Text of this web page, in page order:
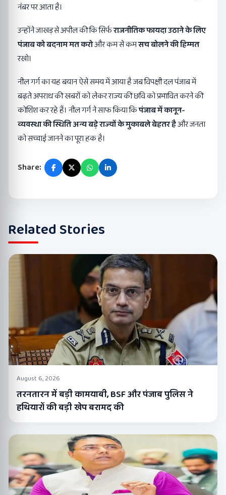
नंबर पर आता है।
उन्होंने जाखड़ से अपील की कि सिर्फराजनीतिक फायदा उठाने के लिए
पंजाब को बदनाम मत करोऔर कम से कमसच बोलने की हिम्मत
रखो।
नील गर्ग का यह बयान ऐसे समय में आया है जब विपक्षी दल पंजाब में
बढ़ते अपराध की खबरों को लेकर राज्य की छवि को प्रभावित करने की
कोशिश कर रहे हैं। नील गर्ग ने साफ किया किपंजाब में कानून-
व्यवस्था की स्थिति अन्य बड़े राज्यों के मुकाबले बेहतर हैऔर जनता
को सच्चाई जानने का पूरा हक है।
Share:
Related Stories
August 6, 2026
तरनतारन में बड़ी कामयाबी, BSF और पंजाब पुलिस ने
हथियारों की बड़ी खेप बरामद की